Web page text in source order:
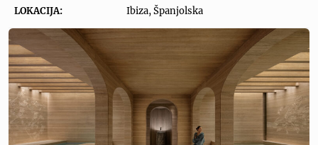
LOKACIJA: Ibiza, Španjolska